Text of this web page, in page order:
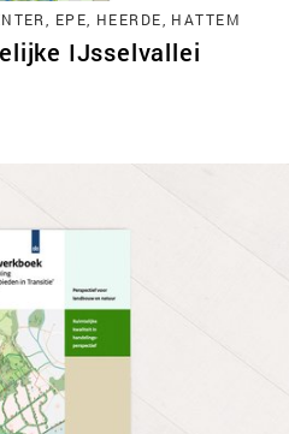
EPE, HEERDE, HATTEM
IJsselvallei